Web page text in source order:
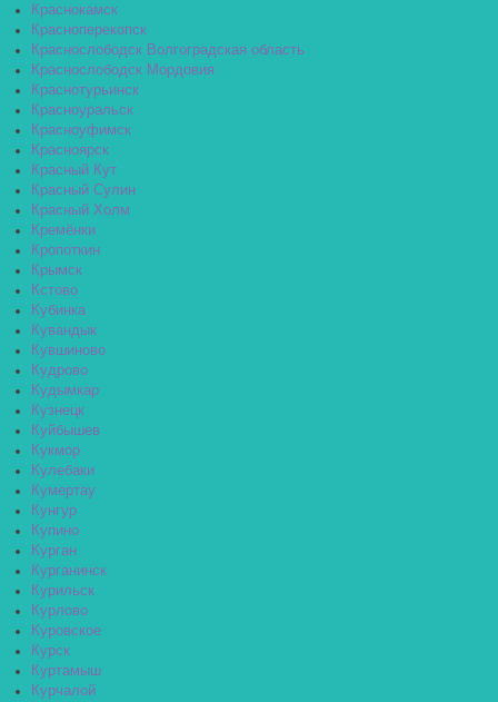
Краснокамск
Красноперекопск
Краснослободск Волгоградская область
Краснослободск Мордовия
Краснотурьинск
Красноуральск
Красноуфимск
Красноярск
Красный Кут
Красный Сулин
Красный Холм
Кремёнки
Кропоткин
Крымск
Кстово
Кубинка
Кувандык
Кувшиново
Кудрово
Кудымкар
Кузнецк
Куйбышев
Кукмор
Кулебаки
Кумертау
Кунгур
Купино
Курган
Курганинск
Курильск
Курлово
Куровское
Курск
Куртамыш
Курчалой